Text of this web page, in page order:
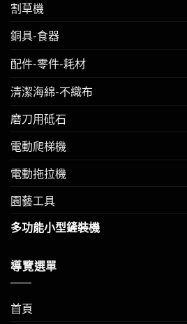
割草機
銅具-食器
配件-零件-耗材
清潔海綿-不織布
磨刀用砥石
電動爬梯機
電動拖拉機
園藝工具
多功能小型鏟裝機
導覽選單
首頁